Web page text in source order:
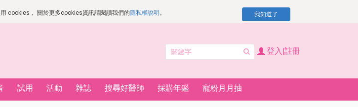
cookies， 關於更多cookies資訊請閱讀我們的隱私權說明 。 我知道了
登入|註冊
試用 活動 雜誌 搜尋好醫師 採購年鑑 寵粉月月抽